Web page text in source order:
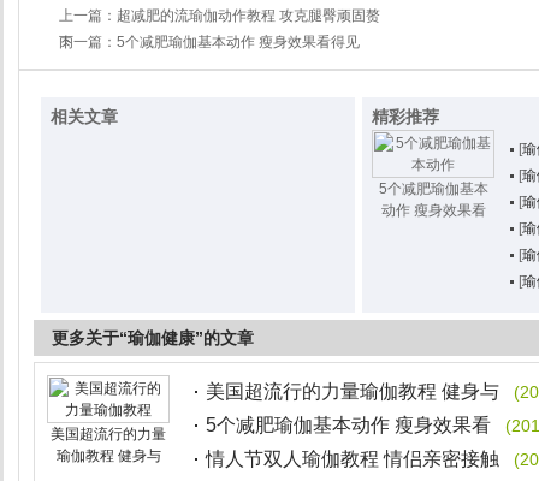
上一篇： 超减肥的流瑜伽动作教程 攻克腿臀顽固赘
肉
下一篇： 5个减肥瑜伽基本动作 瘦身效果看得见
相关文章 精彩推荐
5个减肥瑜伽基本
动作 瘦身效果看
[
[
[
[
[
[
更多关于“瑜伽健康”的文章
美国超流行的力量
瑜伽教程 健身与
美国超流行的力量瑜伽教程 健身与
5个减肥瑜伽基本动作 瘦身效果看
情人节双人瑜伽教程 情侣亲密接触